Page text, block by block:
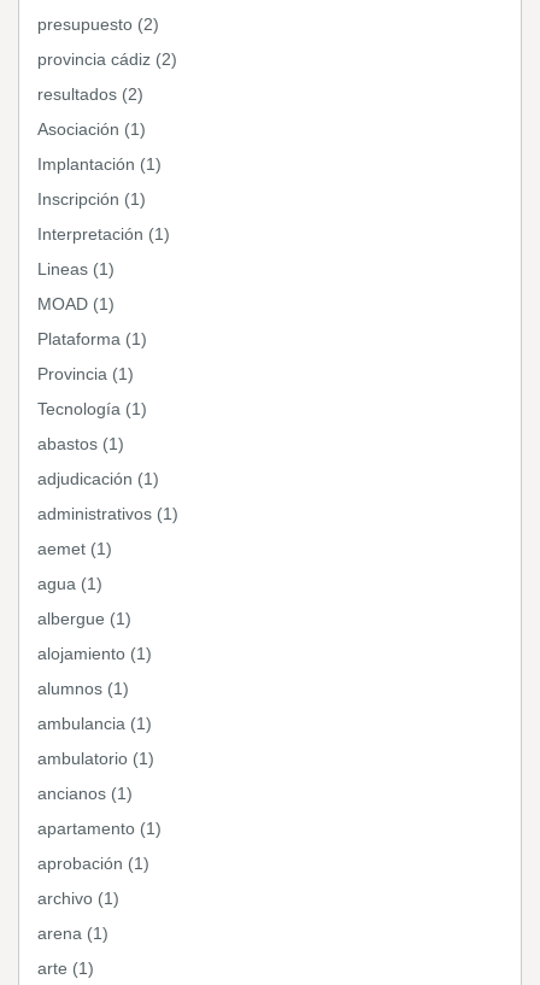
presupuesto (2)
provincia cádiz (2)
resultados (2)
Asociación (1)
Implantación (1)
Inscripción (1)
Interpretación (1)
Lineas (1)
MOAD (1)
Plataforma (1)
Provincia (1)
Tecnología (1)
abastos (1)
adjudicación (1)
administrativos (1)
aemet (1)
agua (1)
albergue (1)
alojamiento (1)
alumnos (1)
ambulancia (1)
ambulatorio (1)
ancianos (1)
apartamento (1)
aprobación (1)
archivo (1)
arena (1)
arte (1)